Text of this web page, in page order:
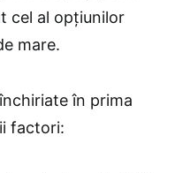
cel al opțiunilor
mare.
în prima
factori: